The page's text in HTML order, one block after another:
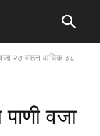
२७ वरून अधिक ३८
वजा